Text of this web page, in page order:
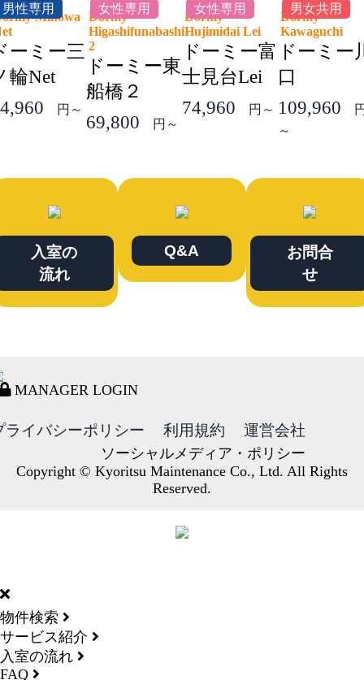
男性専用
Minowa
ーミー三
輪Net
円～
女性専用
Dormy
Higashifunabashi
2
ドーミー東
船橋２
69,800
円～
女性専用
Dormy
Hujimidai Lei
ドーミー富
士見台Lei
74,960
円～
男女共用
Dormy
Kawaguchi
ドーミー
口
109,960
～
入室の
流れ
Q&A
お問合
せ
MANAGER LOGIN
ライバシーポリシー 利用規約 運営会社
ソーシャルメディア・ポリシー
Copyright © Kyoritsu Maintenance Co., Ltd. All Rights
Reserved.
物件検索
サービス紹介
入室の流れ
FAQ